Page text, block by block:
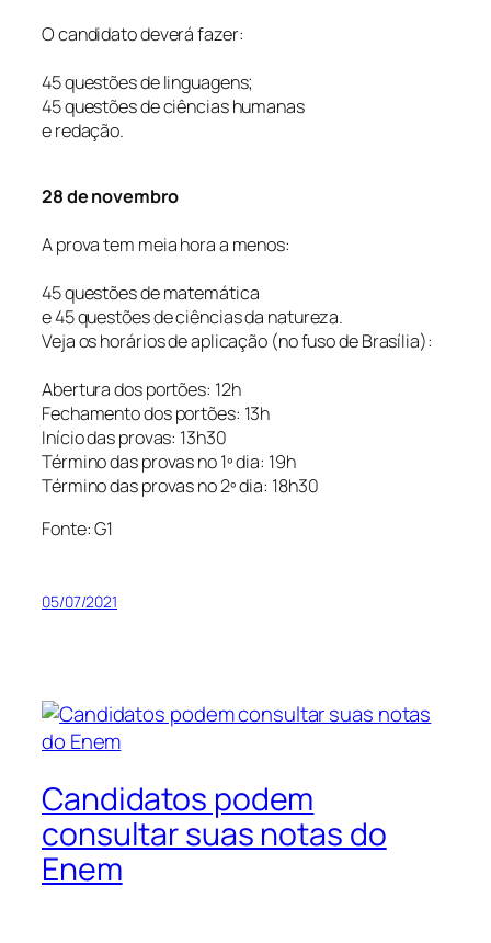
O candidato deverá fazer:
45 questões de linguagens;
45 questões de ciências humanas
e redação.
28 de novembro
A prova tem meia hora a menos:
45 questões de matemática
e 45 questões de ciências da natureza.
Veja os horários de aplicação (no fuso de Brasília):
Abertura dos portões: 12h
Fechamento dos portões: 13h
Início das provas: 13h30
Término das provas no 1º dia: 19h
Término das provas no 2º dia: 18h30
Fonte: G1
05/07/2021
Candidatos podem
consultar suas notas do
Enem